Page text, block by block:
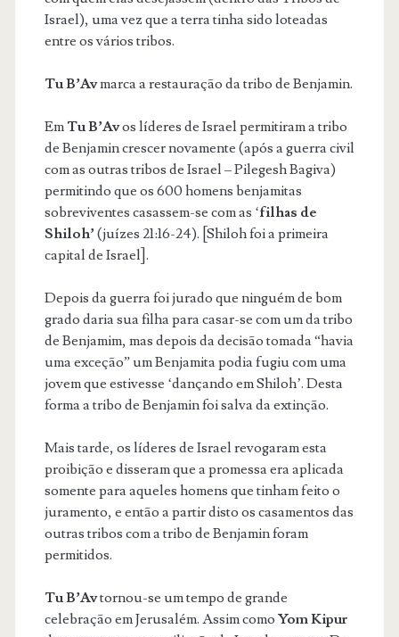
Israel), uma vez que a terra tinha sido loteadas
entre os vários tribos.
Tu B’Avmarca a restauração da tribo de Benjamin.
Em Tu B’Avos líderes de Israel permitiram a tribo
de Benjamin crescer novamente (após a guerra civil
com as outras tribos de Israel – Pilegesh Bagiva)
permitindo que os 600 homens benjamitas
sobreviventes casassem-se com as ‘filhas de
Shiloh’(juízes 21:16-24). [Shiloh foi a primeira
capital de Israel].
Depois da guerra foi jurado que ninguém de bom
grado daria sua filha para casar-se com um da tribo
de Benjamim, mas depois da decisão tomada “havia
uma exceção” um Benjamita podia fugiu com uma
jovem que estivesse ‘dançando em Shiloh’. Desta
forma a tribo de Benjamin foi salva da extinção.
Mais tarde, os líderes de Israel revogaram esta
proibição e disseram que a promessa era aplicada
somente para aqueles homens que tinham feito o
juramento, e então a partir disto os casamentos das
outras tribos com a tribo de Benjamin foram
permitidos.
Tu B’Avtornou-se um tempo de grande
celebração em Jerusalém. Assim como Yom Kipur